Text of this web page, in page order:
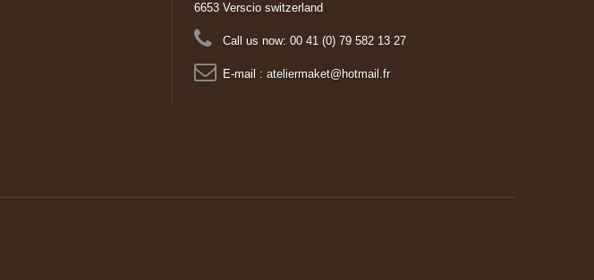
6653 Verscio switzerland
Call us now: 00 41 (0) 79 582 13 27
E-mail : ateliermaket@hotmail.fr